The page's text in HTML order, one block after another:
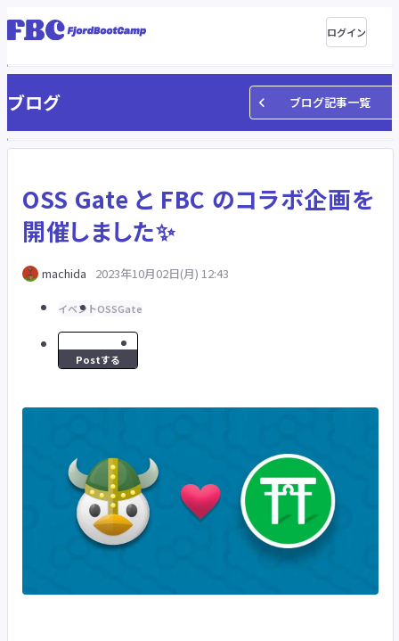
ログイン
ブログ ブログ記事一覧
OSS Gate と FBC のコラボ企画を
開催しました✨
machida 2023年10月02日(月) 12:43
イベントOSSGate
Postする